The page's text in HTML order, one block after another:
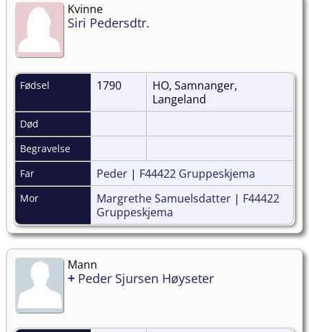
Kvinne
Siri Pedersdtr.
Fødsel 1790
HO, Samnanger,
Langeland
Død
Begravelse
Far
Peder | F44422 Gruppeskjema
Mor Margrethe Samuelsdatter | F44422
Gruppeskjema
Mann
+ Peder Sjursen Høyseter